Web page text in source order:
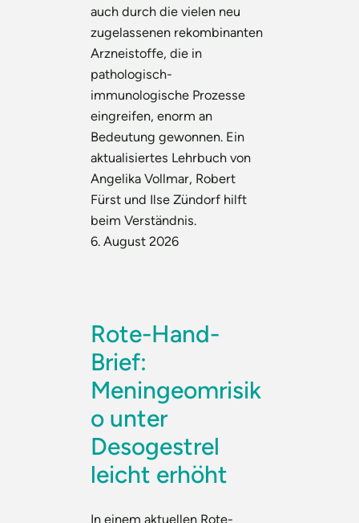
auch durch die vielen neu
zugelassenen rekombinanten
Arzneistoffe, die in
pathologisch-
immunologische Prozesse
eingreifen, enorm an
Bedeutung gewonnen. Ein
aktualisiertes Lehrbuch von
Angelika Vollmar, Robert
Fürst und Ilse Zündorf hilft
beim Verständnis.
6. August 2026
Rote-Hand-
Brief:
Meningeomrisik
o unter
Desogestrel
leicht erhöht
In einem aktuellen Rote-